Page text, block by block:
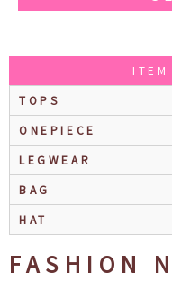
ITEM
TOPS
ONEPIECE
LEGWEAR
BAG
HAT
FASHION